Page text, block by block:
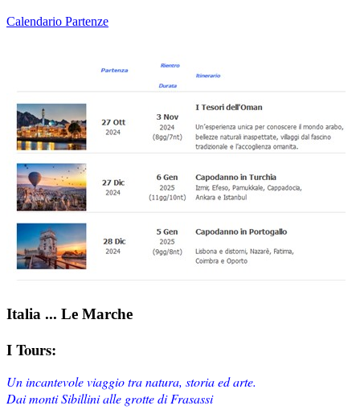
Calendario Partenze
Italia ... Le Marche
I Tours:
Un incantevole viaggio tra natura, storia ed arte.
Dai monti Sibillini alle grotte di Frasassi